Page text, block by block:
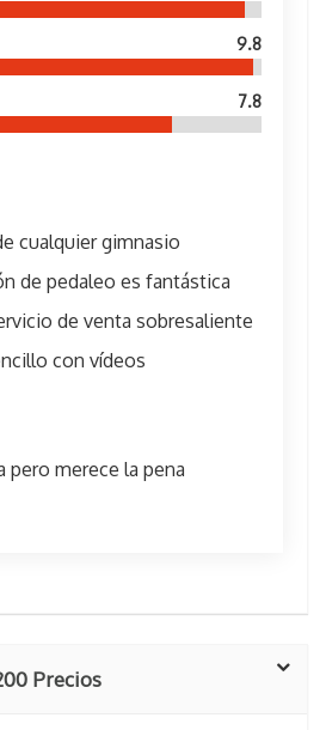
9.8
7.8
cualquier gimnasio
de pedaleo es fantástica
de venta sobresaliente
con vídeos
pero merece la pena
Precios